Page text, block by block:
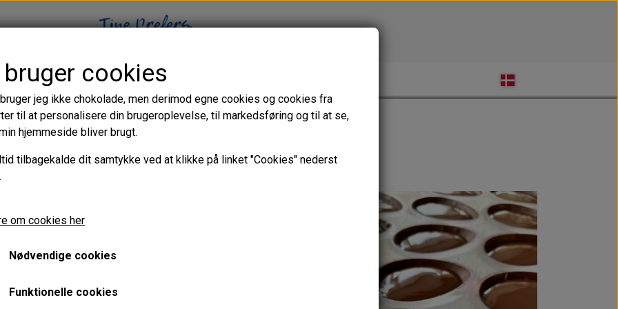
WEBSHOP CHOKOLADEBLOG
cookies
jeg ikke chokolade, men derimod egne cookies og cookies fra
til at personalisere din brugeroplevelse, til markedsføring og til at se,
hjemmeside bliver brugt.
tilbagekalde dit samtykke ved at klikke på linket "Cookies" nederst
om cookies her
Nødvendige cookies
Funktionelle cookies